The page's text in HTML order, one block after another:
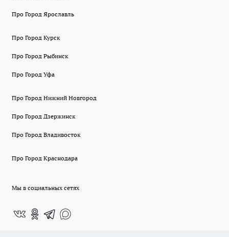
Про Город Ярославль
Про Город Курск
Про Город Рыбинск
Про Город Уфа
Про Город Нижний Новгород
Про Город Дзержинск
Про Город Владивосток
Про Город Краснодара
Мы в социальных сетях